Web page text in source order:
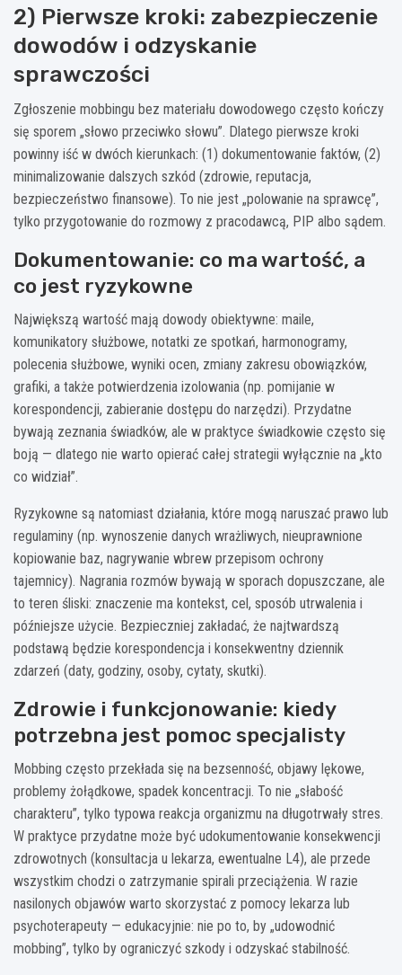
2) Pierwsze kroki: zabezpieczenie
dowodów i odzyskanie
sprawczości
Zgłoszenie mobbingu bez materiału dowodowego często kończy
się sporem „słowo przeciwko słowu”. Dlatego pierwsze kroki
powinny iść w dwóch kierunkach: (1) dokumentowanie faktów, (2)
minimalizowanie dalszych szkód (zdrowie, reputacja,
bezpieczeństwo finansowe). To nie jest „polowanie na sprawcę”,
tylko przygotowanie do rozmowy z pracodawcą, PIP albo sądem.
Dokumentowanie: co ma wartość, a
co jest ryzykowne
Największą wartość mają dowody obiektywne: maile,
komunikatory służbowe, notatki ze spotkań, harmonogramy,
polecenia służbowe, wyniki ocen, zmiany zakresu obowiązków,
grafiki, a także potwierdzenia izolowania (np. pomijanie w
korespondencji, zabieranie dostępu do narzędzi). Przydatne
bywają zeznania świadków, ale w praktyce świadkowie często się
boją — dlatego nie warto opierać całej strategii wyłącznie na „kto
co widział”.
Ryzykowne są natomiast działania, które mogą naruszać prawo lub
regulaminy (np. wynoszenie danych wrażliwych, nieuprawnione
kopiowanie baz, nagrywanie wbrew przepisom ochrony
tajemnicy). Nagrania rozmów bywają w sporach dopuszczane, ale
to teren śliski: znaczenie ma kontekst, cel, sposób utrwalenia i
późniejsze użycie. Bezpieczniej zakładać, że najtwardszą
podstawą będzie korespondencja i konsekwentny dziennik
zdarzeń (daty, godziny, osoby, cytaty, skutki).
Zdrowie i funkcjonowanie: kiedy
potrzebna jest pomoc specjalisty
Mobbing często przekłada się na bezsenność, objawy lękowe,
problemy żołądkowe, spadek koncentracji. To nie „słabość
charakteru”, tylko typowa reakcja organizmu na długotrwały stres.
W praktyce przydatne może być udokumentowanie konsekwencji
zdrowotnych (konsultacja u lekarza, ewentualne L4), ale przede
wszystkim chodzi o zatrzymanie spirali przeciążenia. W razie
nasilonych objawów warto skorzystać z pomocy lekarza lub
psychoterapeuty — edukacyjnie: nie po to, by „udowodnić
mobbing”, tylko by ograniczyć szkody i odzyskać stabilność.